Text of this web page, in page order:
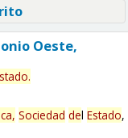
Oeste,
.
Sociedad del Estado,